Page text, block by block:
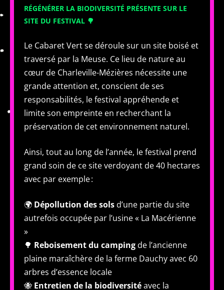
RÉGÉNÉRER LA BIODIVERSITÉ PRÉSENTE SUR LE
SITE DU FESTIVAL 🌳
Le Cabaret Vert se déroule sur un site boisé et
traversé par la Meuse. Ce lieu de nature au
cœur de Charleville-Mézières nécessite une
grande attention et, conscient de ses
responsabilités, le festival appréhende et
limite son empreinte en recherchant la
préservation de cet environnement naturel.
Ainsi, tout au long de l’année, le festival prend
grand soin de ce site verdoyant de 40 hectares
avec par exemple :
🌍 Dépollution des solsd’une partie du site
autrefois occupée par l’usine « La Macérienne
»
🌳 Reboisement du campingde l’ancienne
plaine maraîchère de la ferme Dauchy avec 60
arbres d’essence locale
🐝 Entretien de la biodiversitéavec la